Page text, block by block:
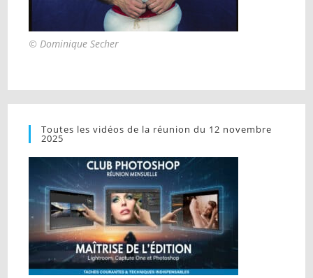
© Dominique Secher
Toutes les vidéos de la réunion du 12 novembre
2025